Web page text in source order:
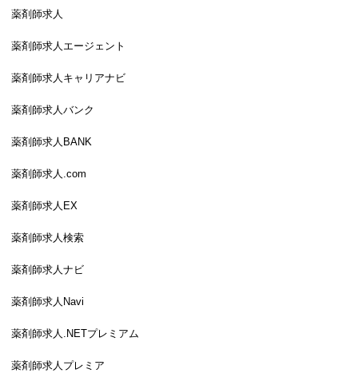
薬剤師求人
薬剤師求人エージェント
薬剤師求人キャリアナビ
薬剤師求人バンク
薬剤師求人BANK
薬剤師求人.com
薬剤師求人EX
薬剤師求人検索
薬剤師求人ナビ
薬剤師求人Navi
薬剤師求人.NETプレミアム
薬剤師求人プレミア